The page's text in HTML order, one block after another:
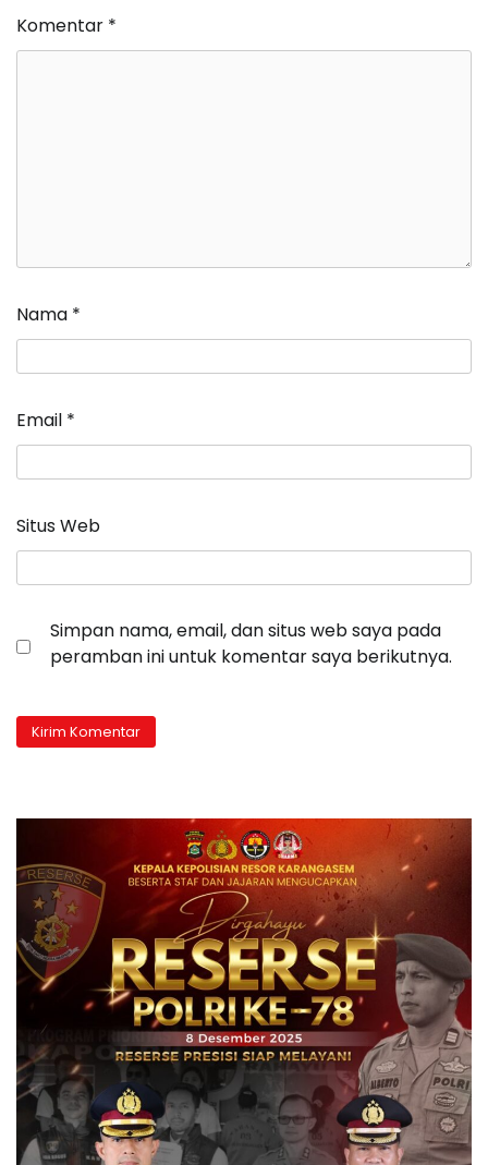
Komentar *
Nama *
Email *
Situs Web
Simpan nama, email, dan situs web saya pada
peramban ini untuk komentar saya berikutnya.